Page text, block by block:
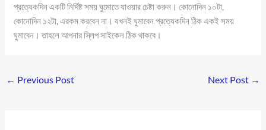
প্রত্যেকদিন একটি নির্দিষ্ট সময় ঘুমোতে যাওয়ার চেষ্টা করুন। কোনোদিন ১০টা,
কোনোদিন ১২টা, এরকম করবেন না। যখনই ঘুমাবেন প্রত্যেকদিন ঠিক একই সময়
ঘুমাবেন। তাহলে আপনার স্লিপ সাইকেল ঠিক থাকবে।
← Previous Post Next Post →